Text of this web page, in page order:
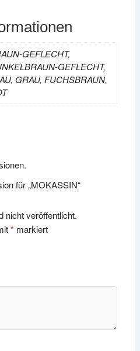
GEFLECHT,
GEFLECHT,
GRAU, FUCHSBRAUN,
für „MOKASSIN“
nicht veröffentlicht.
* markiert